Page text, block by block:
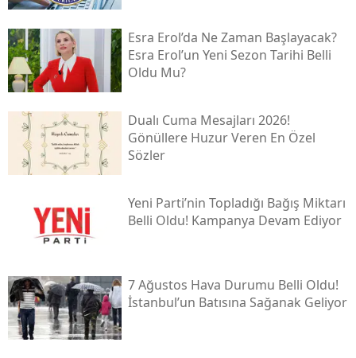
Esra Erol’da Ne Zaman Başlayacak?
Esra Erol’un Yeni Sezon Tarihi Belli
Oldu Mu?
Dualı Cuma Mesajları 2026!
Gönüllere Huzur Veren En Özel
Sözler
Yeni̇ Parti’nin Topladığı Bağış Miktarı
Belli Oldu! Kampanya Devam Ediyor
7 Ağustos Hava Durumu Belli Oldu!
İstanbul’un Batısına Sağanak Geliyor